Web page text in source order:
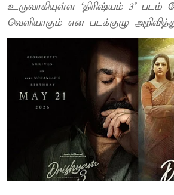
உருவாகியுள்ள ‘திரிஷ்யம் 3’ படம் மே 21ம் தேதி
வெளியாகும் என படக்குழு